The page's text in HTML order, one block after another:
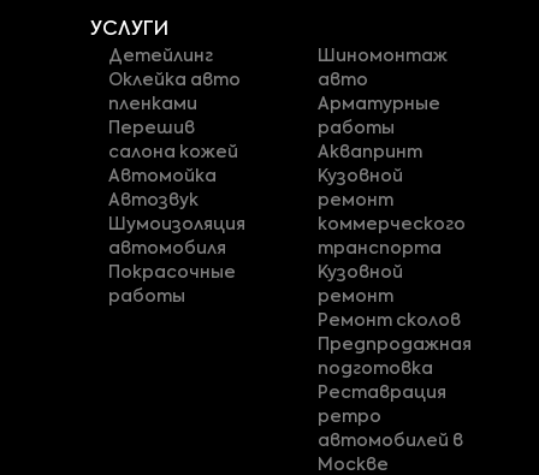
УСЛУГИ
Детейлинг
Оклейка авто
пленками
Перешив
салона кожей
Автомойка
Автозвук
Шумоизоляция
автомобиля
Покрасочные
работы
Шиномонтаж
авто
Арматурные
работы
Аквапринт
Кузовной
ремонт
коммерческого
транспорта
Кузовной
ремонт
Ремонт сколов
Предпродажная
подготовка
Реставрация
ретро
автомобилей в
Москве